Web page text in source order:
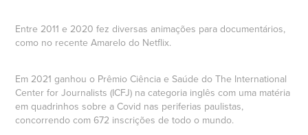
Entre 2011 e 2020 fez diversas animações para documentários,
como no recente Amarelo do Netflix.
Em 2021 ganhou o Prêmio Ciência e Saúde do The International
Center for Journalists (ICFJ) na categoria inglês com uma matéria
em quadrinhos sobre a Covid nas periferias paulistas,
concorrendo com 672 inscrições de todo o mundo.